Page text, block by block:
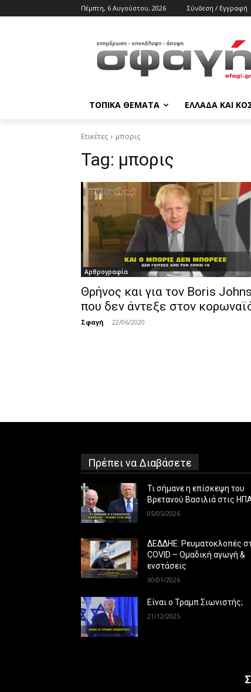
Πέμπτη, 6 Αυγούστου, 2026 Σύνδεση / Εγγραφή
ΤΟΠΙΚΑ ΘΕΜΑΤΑ ΕΛΛΑΔΑ ΚΑΙ
Ετικέτες μπορις
Tag: μπορις
Αρθρογραφία
Θρήνος και για τον Boris
που δεν άντεξε στον
Σφαγή - 22/06/2020
Πρέπει να Διαβάσετε
Τι σήμανε η επίσκεψη του
Βρετανού Βασιλιά στις
05/05/2026
ΔΕΔΔΗΕ: Ρευματοκλοπές
COVID – Ομαδική αγωγή &
ενστάσεις
30/01/2026
Είναι ο Τραμπ Σιωνιστής;
21/12/2025